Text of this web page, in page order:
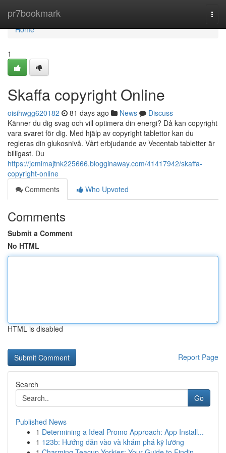
pr7bookmark
Home
Home
1
Skaffa copyright Online
oisihwgg620182 81 days ago News
Discuss
Känner du dig svag och vill optimera din energi? Då kan copyright
vara svaret för dig. Med hjälp av copyright tablettor kan du
regleras din glukosnivå. Vårt erbjudande av Vecentab tabletter är
billigast. Du
https://jemimajtnk225666.blogginaway.com/41417942/skaffa-
copyright-online
Comments
Who Upvoted
Comments
Submit a Comment
No HTML
HTML is disabled
Report Page
Search
Go
Published News
1 Determining a Ideal Promo Approach: App Install...
1 123b: Hướng dẫn vào và khám phá kỹ lưỡng